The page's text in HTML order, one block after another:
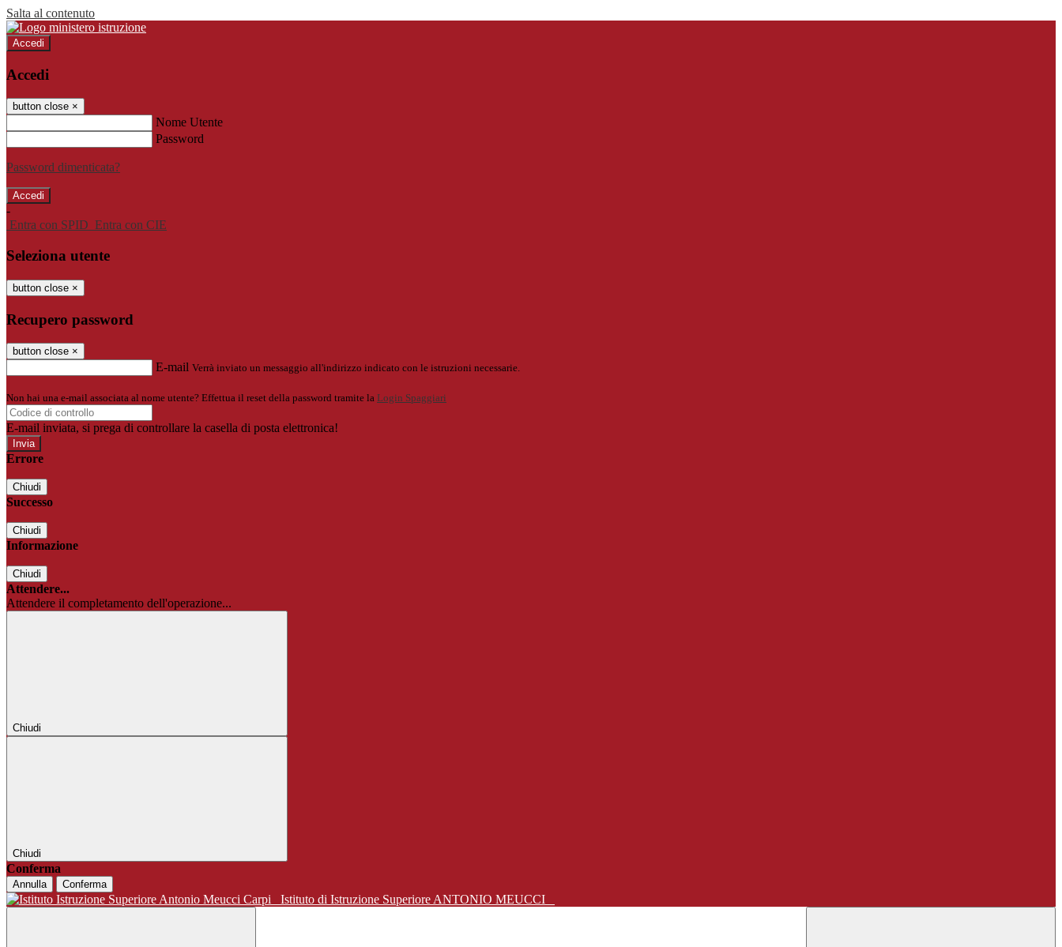
Salta al contenuto
Accedi
Accedi
button close ×
Nome Utente
Password
Password dimenticata?
-
Entra con SPID Entra con CIE
Seleziona utente
button close ×
Recupero password
button close ×
E-mail Verrà inviato un messaggio all'indirizzo indicato con le istruzioni necessarie.
Non hai una e-mail associata al nome utente? Effettua il reset della password tramite la Login Spaggiari
E-mail inviata, si prega di controllare la casella di posta elettronica!
Errore
Chiudi
Successo
Chiudi
Informazione
Chiudi
Attendere...
Attendere il completamento dell'operazione...
Chiudi
Chiudi
Conferma
Annulla Conferma
Istituto di Istruzione Superiore ANTONIO MEUCCI